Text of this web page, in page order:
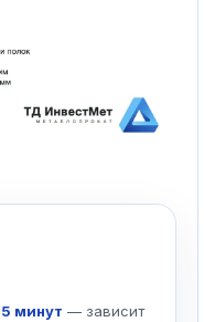
минут — зависит